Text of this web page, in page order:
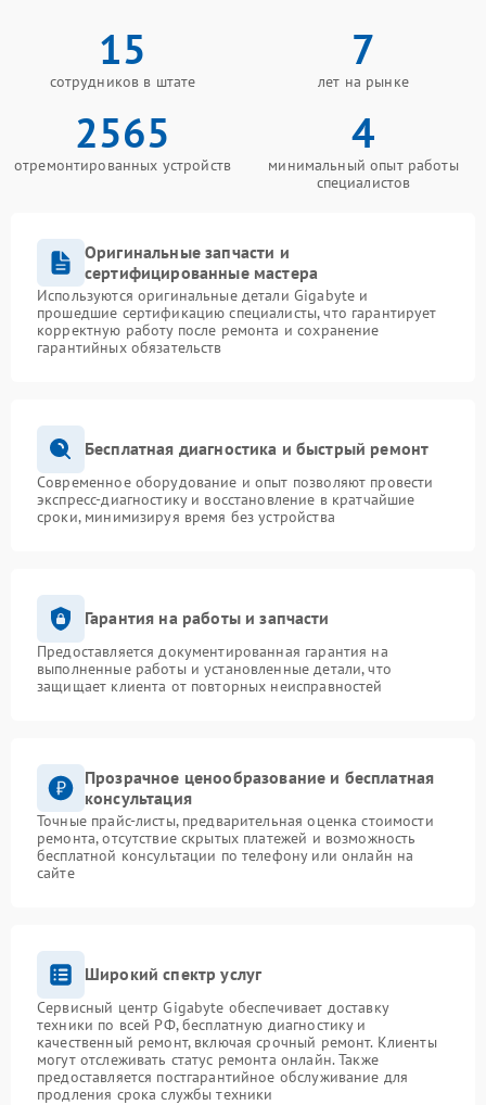
15
сотрудников в штате
7
лет на рынке
2565
отремонтированных устройств
4
минимальный опыт работы
специалистов
Оригинальные запчасти и
сертифицированные мастера
Используются оригинальные детали Gigabyte и
прошедшие сертификацию специалисты, что гарантирует
корректную работу после ремонта и сохранение
гарантийных обязательств
Бесплатная диагностика и быстрый ремонт
Современное оборудование и опыт позволяют провести
экспресс-диагностику и восстановление в кратчайшие
сроки, минимизируя время без устройства
Гарантия на работы и запчасти
Предоставляется документированная гарантия на
выполненные работы и установленные детали, что
защищает клиента от повторных неисправностей
Прозрачное ценообразование и бесплатная
консультация
Точные прайс-листы, предварительная оценка стоимости
ремонта, отсутствие скрытых платежей и возможность
бесплатной консультации по телефону или онлайн на
сайте
Широкий спектр услуг
Сервисный центр Gigabyte обеспечивает доставку
техники по всей РФ, бесплатную диагностику и
качественный ремонт, включая срочный ремонт. Клиенты
могут отслеживать статус ремонта онлайн. Также
предоставляется постгарантийное обслуживание для
продления срока службы техники